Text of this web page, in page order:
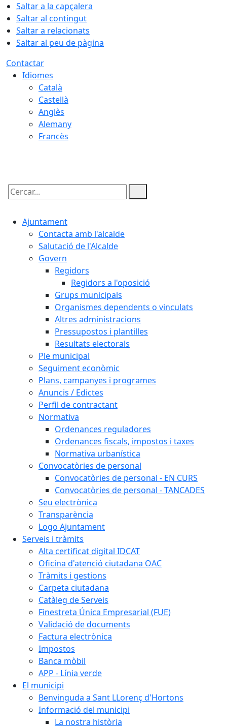
Saltar a la capçalera
Saltar al contingut
Saltar a relacionats
Saltar al peu de pàgina
Contactar
Idiomes
Català
Castellà
Anglès
Alemany
Francès
Cercar:
Ajuntament
Contacta amb l'alcalde
Salutació de l'Alcalde
Govern
Regidors
Regidors a l'oposició
Grups municipals
Organismes dependents o vinculats
Altres administracions
Pressupostos i plantilles
Resultats electorals
Ple municipal
Seguiment econòmic
Plans, campanyes i programes
Anuncis / Edictes
Perfil de contractant
Normativa
Ordenances reguladores
Ordenances fiscals, impostos i taxes
Normativa urbanística
Convocatòries de personal
Convocatòries de personal - EN CURS
Convocatòries de personal - TANCADES
Seu electrònica
Transparència
Logo Ajuntament
Serveis i tràmits
Alta certificat digital IDCAT
Oficina d'atenció ciutadana OAC
Tràmits i gestions
Carpeta ciutadana
Catàleg de Serveis
Finestreta Única Empresarial (FUE)
Validació de documents
Factura electrònica
Impostos
Banca mòbil
APP - Línia verde
El municipi
Benvinguda a Sant LLorenç d'Hortons
Informació del municipi
La nostra història